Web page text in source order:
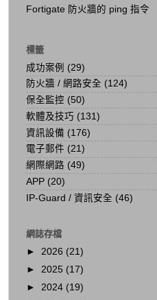
Fortigate 防火牆的 ping 指令
標籤
成功案例 (29)
防火牆 / 網路安全 (124)
保全監控 (50)
軟體及技巧 (131)
資訊設備 (176)
電子郵件 (21)
網際網路 (49)
APP (20)
IP-Guard / 資訊安全 (46)
網誌存檔
► 2026 (21)
► 2025 (17)
► 2024 (19)